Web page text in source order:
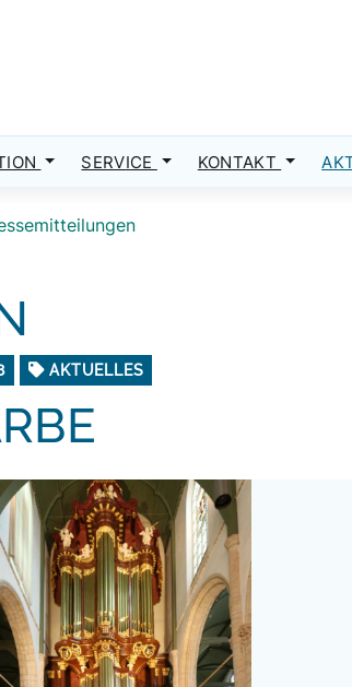
SERVICE KONTAKT
AKTUELLES